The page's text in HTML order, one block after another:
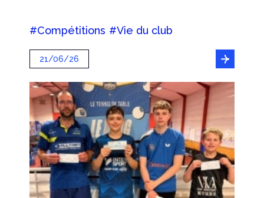
#Compétitions #Vie du club
21/06/26